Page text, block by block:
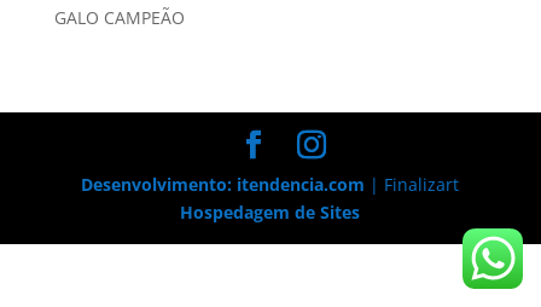
GALO CAMPEÃO
Desenvolvimento: itendencia.com | Finalizart
Hospedagem de Sites